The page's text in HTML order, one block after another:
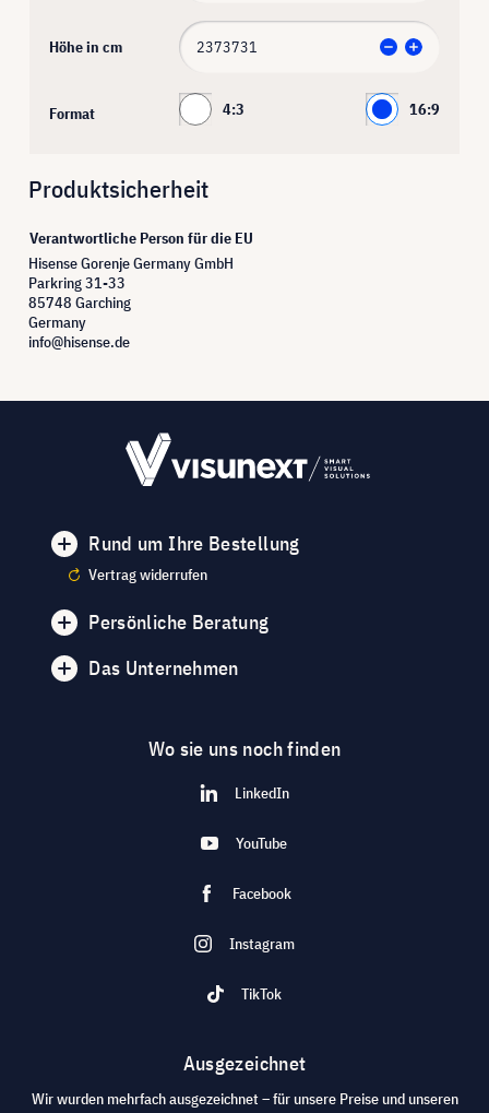
Höhe in cm
Format 4:3 16:9
Produktsicherheit
Verantwortliche Person für die EU
Hisense Gorenje Germany GmbH
Parkring 31-33
85748 Garching
Germany
info@hisense.de
Rund um Ihre Bestellung
Vertrag widerrufen
Persönliche Beratung
Das Unternehmen
Wo sie uns noch finden
LinkedIn
YouTube
Facebook
Instagram
TikTok
Ausgezeichnet
Wir wurden mehrfach ausgezeichnet – für unsere Preise und unseren